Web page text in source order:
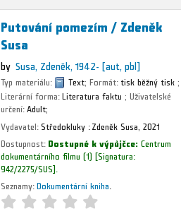
Putování pomezím /Zdeněk
Susa
by Susa, Zdeněk, 1942-[aut, pbl]
Typ materiálu: Text; Formát:tisk běžný tisk;
Literární forma:Literatura faktu ; Uživatelské
určení:Adult;
Vydavatel:Středokluky :Zdeněk Susa, 2021
Dostupnost:Dostupné k výpůjčce:Centrum
dokumentárního filmu (1) Signatura:
942/2275/SUS
Seznamy:Dokumentární kniha